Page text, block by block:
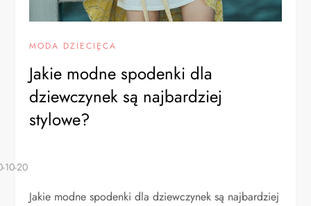
MODA DZIECIĘCA
Jakie modne spodenki dla
dziewczynek są najbardziej
stylowe?
Jakie modne spodenki dla dziewczynek są najbardziej